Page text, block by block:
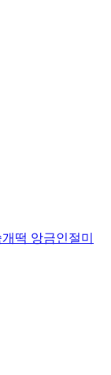
떡 앙금인절미